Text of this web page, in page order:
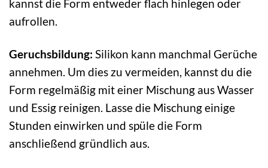
kannst die Form entweder flach hinlegen oder
aufrollen.
Geruchsbildung: Silikon kann manchmal Gerüche
annehmen. Um dies zu vermeiden, kannst du die
Form regelmäßig mit einer Mischung aus Wasser
und Essig reinigen. Lasse die Mischung einige
Stunden einwirken und spüle die Form
anschließend gründlich aus.